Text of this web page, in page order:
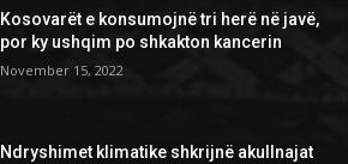
Kosovarët e konsumojnë tri herë në javë,
por ky ushqim po shkakton kancerin
November 15, 2022
Ndryshimet klimatike shkrijnë akullnajat